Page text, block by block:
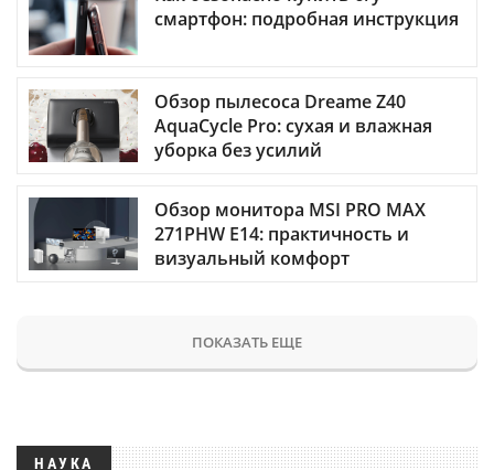
смартфон: подробная инструкция
Обзор пылесоса Dreame Z40
AquaCycle Pro: сухая и влажная
уборка без усилий
Обзор монитора MSI PRO MAX
271PHW E14: практичность и
визуальный комфорт
ПОКАЗАТЬ ЕЩЕ
НАУКА